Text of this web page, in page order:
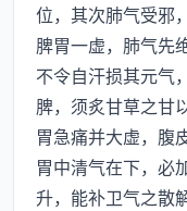
位，其次肺气受邪
脾胃一虚，肺气先
不令自汗损其元气
脾，须炙甘草之甘
胃急痛并大虚，腹
胃中清气在下，必
升，能补卫气之散